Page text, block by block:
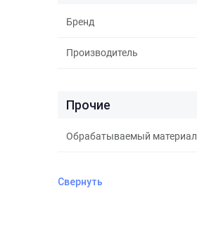
Бренд
Производитель
Прочие
Обрабатываемый материал
Свернуть